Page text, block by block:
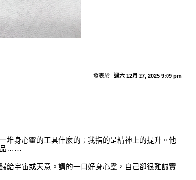
發表於 : 週六 12月 27, 2025 9:09 pm
堆身心靈的工具什麼的；我指的是精神上的提升。他
品……
給宇宙或天意。講的一口好身心靈，自己卻很難誠實